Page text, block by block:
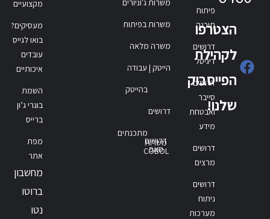
הצטרפו
לקהילת
הפייסבוק
שלנו!
פיתוח
תוכנה
דרושים
דיגיטל
דרושים
סייבר
ואבטחת
מידע
דרושים
מרצים
דרושים
ניתוח
מערכות
משרות ג'וניורים
משרות בפיתוח
משרה מלאה
הייטק | עבודה
בהייטק
דרושים
מתכנתים
דרושים
סאפ
משרות
COBOL
מקצועיים
מעסיקים?
בואו לגייס
עובדים
איכותיים
השמת
בוגרי ג’ון
ברייס
מפת
אתר
מחשבון
ברוטו
נטו